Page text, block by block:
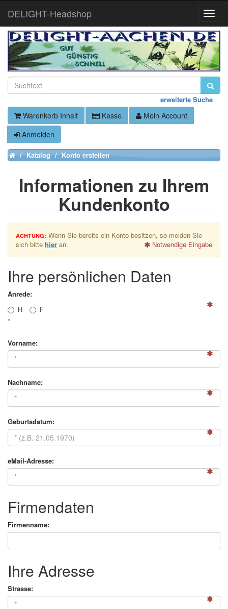
erweiterte Suche
Warenkorb Inhalt Kasse
Mein Account
Anmelden
HomeKatalog Konto erstellen
Informationen zu Ihrem
Kundenkonto
ACHTUNG: Wenn Sie bereits ein Konto besitzen, so melden Sie
sich bitte hier an. Notwendige Eingabe
Ihre persönlichen Daten
Anrede:
H
F
*
Vorname:
Nachname:
Geburtsdatum:
eMail-Adresse:
Firmendaten
Firmenname:
Ihre Adresse
Strasse:
Toggle
DELIGHT-Headshop